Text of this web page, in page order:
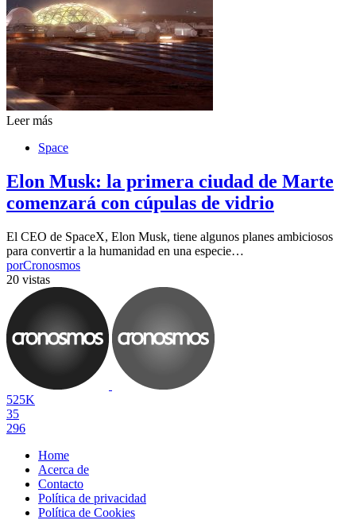
Leer más
Space
Elon Musk: la primera ciudad de Marte
comenzará con cúpulas de vidrio
El CEO de SpaceX, Elon Musk, tiene algunos planes ambiciosos
para convertir a la humanidad en una especie…
porCronosmos
20 vistas
525K
35
296
Home
Acerca de
Contacto
Política de privacidad
Política de Cookies